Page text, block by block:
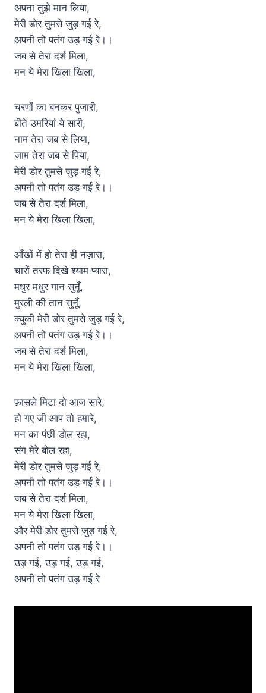
अपना तुझे मान लिया,
मेरी डोर तुमसे जुड़ गई रे,
अपनी तो पतंग उड़ गई रे।।
जब से तेरा दर्श मिला,
मन ये मेरा खिला खिला,
चरणों का बनकर पुजारी,
बीते उमरियां ये सारी,
नाम तेरा जब से लिया,
जाम तेरा जब से पिया,
मेरी डोर तुमसे जुड़ गई रे,
अपनी तो पतंग उड़ गई रे।।
जब से तेरा दर्श मिला,
मन ये मेरा खिला खिला,
आँखों में हो तेरा ही नज़ारा,
चारों तरफ दिखे श्याम प्यारा,
मधुर मधुर गान सुनूँ,
मुरली की तान सुनूँ,
क्युकी मेरी डोर तुमसे जुड़ गई रे,
अपनी तो पतंग उड़ गई रे।।
जब से तेरा दर्श मिला,
मन ये मेरा खिला खिला,
फ़ासले मिटा दो आज सारे,
हो गए जी आप तो हमारे,
मन का पंछी डोल रहा,
संग मेरे बोल रहा,
मेरी डोर तुमसे जुड़ गई रे,
अपनी तो पतंग उड़ गई रे।।
जब से तेरा दर्श मिला,
मन ये मेरा खिला खिला,
और मेरी डोर तुमसे जुड़ गई रे,
अपनी तो पतंग उड़ गई रे।।
उड़ गई, उड़ गई, उड़ गई,
अपनी तो पतंग उड़ गई रे